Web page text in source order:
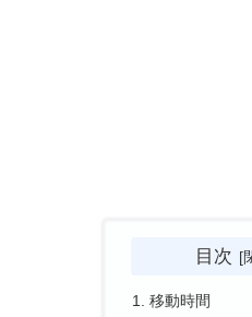
目次
移動時間